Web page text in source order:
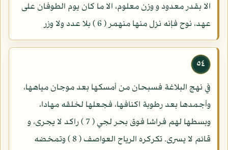
الا بقدر معدود و وزن معلوم، الا ما كان يوم الطوفان على
عهد، نوح فإنه نزل منها منهمر ( 6 ) بلا عدد ولا وزر
٥٤
في نهج البلاغة فسبحان من أمسكها بعد موجان مياهها،
وأجمدها بعد رطوبة اكنافها، فجعلها لخلقه مهادا،
وبسطها لهم فراشا فوق بحر لجي ( 7 ) راكد لا يجرى، و
قائم لا يسرى. تكركره الرياح العواصف ( 8 ) وتمخضه